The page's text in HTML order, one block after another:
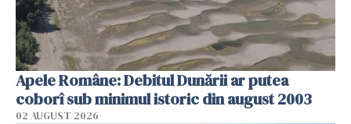
Apele Române: Debitul Dunării ar putea
coborî sub minimul istoric din august 2003
02 AUGUST 2026